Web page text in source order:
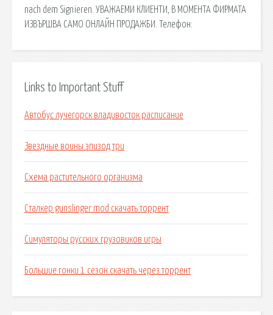
nach dem Signieren. УВАЖАЕМИ КЛИЕНТИ, В МОМЕНТА ФИРМАТА
ИЗВЪРШВА САМО ОНЛАЙН ПРОДАЖБИ. Телефон:
Links to Important Stuff
Автобус лучегорск владивосток расписание
Звездные воины эпизод три
Схема растительного организма
Сталкер gunslinger mod скачать торрент
Симуляторы русских грузовиков игры
Большие гонки 1 сезон скачать через торрент